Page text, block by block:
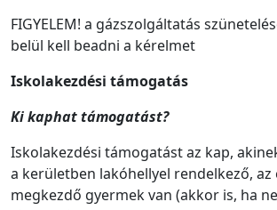
FIGYELEM! a gázszolgáltatás
belül kell beadni a kérelmet
Iskolakezdési támogatás
Ki kaphat támogatást?
Iskolakezdési támogatást az kap,
a kerületben lakóhellyel rendelkező, az
megkezdő gyermek van (akkor is, ha